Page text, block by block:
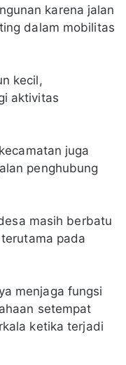
karena jalan
dalam mobilitas
kecil,
aktivitas
juga
penghubung
masih berbatu
pada
menjaga fungsi
setempat
ketika terjadi